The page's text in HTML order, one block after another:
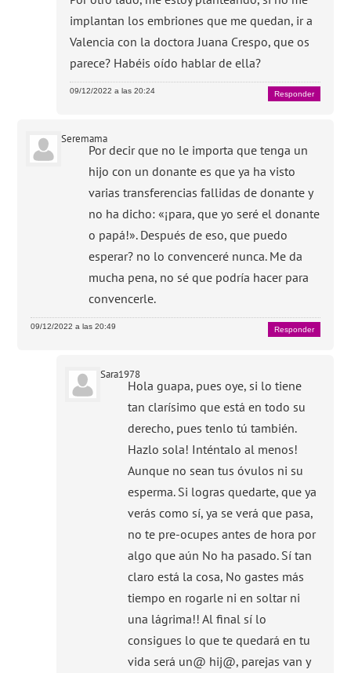
implantan los embriones que me quedan, ir a
Valencia con la doctora Juana Crespo, que os
parece? Habéis oído hablar de ella?
09/12/2022 a las 20:24 Responder
Seremama
Por decir que no le importa que tenga un
hijo con un donante es que ya ha visto
varias transferencias fallidas de donante y
no ha dicho: «¡para, que yo seré el donante
o papá!». Después de eso, que puedo
esperar? no lo convenceré nunca. Me da
mucha pena, no sé que podría hacer para
convencerle.
09/12/2022 a las 20:49 Responder
Sara1978
Hola guapa, pues oye, si lo tiene
tan clarísimo que está en todo su
derecho, pues tenlo tú también.
Hazlo sola! Inténtalo al menos!
Aunque no sean tus óvulos ni su
esperma. Si logras quedarte, que ya
verás como sí, ya se verá que pasa,
no te pre-ocupes antes de hora por
algo que aún No ha pasado. Sí tan
claro está la cosa, No gastes más
tiempo en rogarle ni en soltar ni
una lágrima!! Al final sí lo
consigues lo que te quedará en tu
vida será un@ hij@, parejas van y